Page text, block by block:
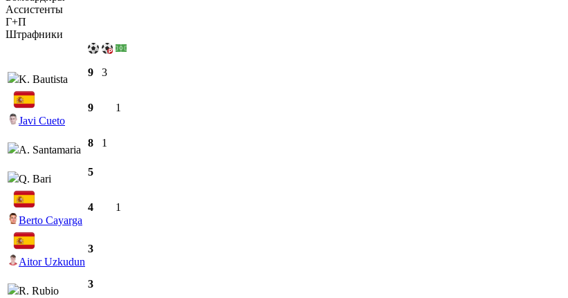
Ассистенты
Г+П
Штрафники
K. Bautista
9 3
Javi Cueto
9 1
A. Santamaria
8 1
Q. Bari
5
Berto Cayarga
4 1
Aitor Uzkudun
3
R. Rubio
3